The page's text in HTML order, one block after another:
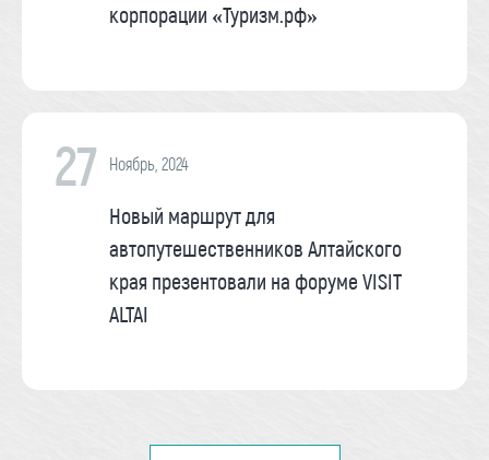
корпорации «Туризм.рф»
27 Ноябрь, 2024
Новый маршрут для
автопутешественников Алтайского
края презентовали на форуме VISIT
ALTAI